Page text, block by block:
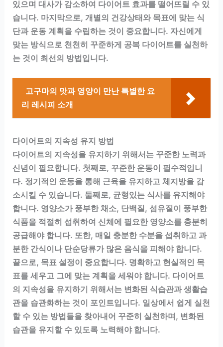
있으며 대사가 감소하여 다이어트 효과를 떨어뜨릴 수 있
습니다. 마지막으로, 개별의 건강상태와 목표에 맞는 식
단과 운동 계획을 수립하는 것이 중요합니다. 자신에게
맞는 방식으로 천천히 꾸준하게 공복 다이어트를 실천하
는 것이 최선의 방법입니다.
고구마의 맛과 영양이 만난 특별한 요
리 레시피 소개
다이어트의 지속성 유지 방법
다이어트의 지속성을 유지하기 위해서는 꾸준한 노력과
신념이 필요합니다. 첫째로, 꾸준한 운동이 필수적입니
다. 정기적인 운동을 통해 근육을 유지하고 체지방을 감
소시킬 수 있습니다. 둘째로, 균형있는 식사를 유지해야
합니다. 영양소가 풍부한 채소, 단백질, 섬유질이 풍부한
식품을 적절히 섭취하여 신체에 필요한 영양소를 충분히
공급해야 합니다. 또한, 매일 충분한 수분을 섭취하고 과
분한 간식이나 단순당류가 많은 음식을 피해야 합니다.
끝으로, 목표 설정이 중요합니다. 명확하고 현실적인 목
표를 세우고 그에 맞는 계획을 세워야 합니다. 다이어트
의 지속성을 유지하기 위해서는 변화된 식습관과 생활습
관을 습관화하는 것이 포인트입니다. 일상에서 쉽게 실천
할 수 있는 방법들을 찾아내어 꾸준히 실천하며, 변화된
습관을 유지할 수 있도록 노력해야 합니다.